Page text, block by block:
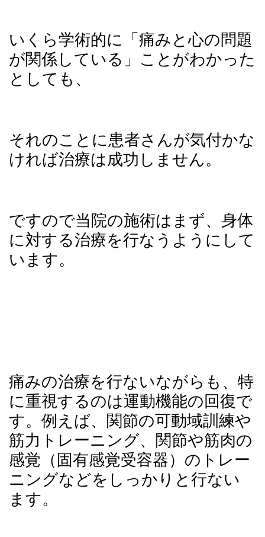
いくら学術的に「痛みと心の問題
が関係している」ことがわかった
としても、
それのことに患者さんが気付かな
ければ治療は成功しません。
ですので当院の施術はまず、身体
に対する治療を行なうようにして
います。
痛みの治療を行ないながらも、特
に重視するのは運動機能の回復で
す。例えば、関節の可動域訓練や
筋力トレーニング、関節や筋肉の
感覚（固有感覚受容器）のトレー
ニングなどをしっかりと行ない
ます。